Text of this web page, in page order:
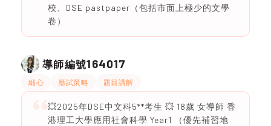
校、DSE pastpaper（包括市面上極少的文學
卷）
導師編號164017
細心 應試策略 題目講解
💥2025年DSE中文科5**考生 💥 18歲 女導師 香
港理工大學應用社會科學 Year1 （優先補習地